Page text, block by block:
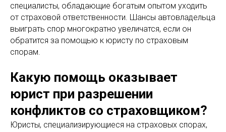
специалисты, обладающие богатым опытом уходить
от страховой ответственности. Шансы автовладельца
выиграть спор многократно увеличатся, если он
обратится за помощью к юристу по страховым
спорам.
Какую помощь оказывает
юрист при разрешении
конфликтов со страховщиком?
Юристы, специализирующиеся на страховых спорах,